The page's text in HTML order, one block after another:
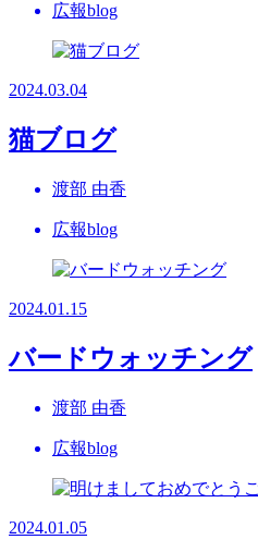
広報blog
2024.03.04
猫ブログ
渡部 由香
広報blog
2024.01.15
バードウォッチング
渡部 由香
広報blog
2024.01.05